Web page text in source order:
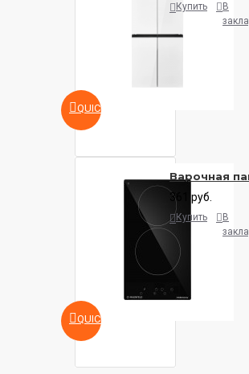
QUICKVIEW
Купить
В
QUICKVIEW
Варочная
361 руб.
Купить
В